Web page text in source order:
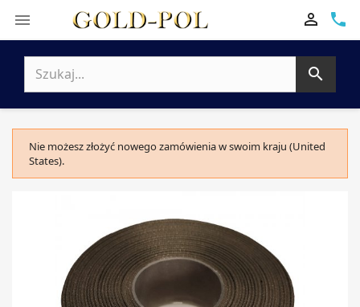
 phone


Nie możesz złożyć nowego zamówienia w swoim kraju (United
States).